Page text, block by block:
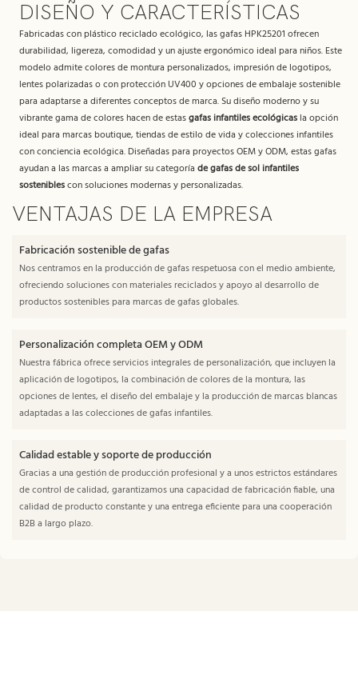
DISEÑO Y CARACTERÍSTICAS
Fabricadas con plástico reciclado ecológico, las gafas HPK25201 ofrecen
durabilidad, ligereza, comodidad y un ajuste ergonómico ideal para niños. Este
modelo admite colores de montura personalizados, impresión de logotipos,
lentes polarizadas o con protección UV400 y opciones de embalaje sostenible
para adaptarse a diferentes conceptos de marca. Su diseño moderno y su
vibrante gama de colores hacen de estasgafas infantiles ecológicasla opción
ideal para marcas boutique, tiendas de estilo de vida y colecciones infantiles
con conciencia ecológica. Diseñadas para proyectos OEM y ODM, estas gafas
ayudan a las marcas a ampliar su categoría de gafas de sol infantiles
sosteniblescon soluciones modernas y personalizadas.
VENTAJAS DE LA EMPRESA
Fabricación sostenible de gafas
Nos centramos en la producción de gafas respetuosa con el medio ambiente,
ofreciendo soluciones con materiales reciclados y apoyo al desarrollo de
productos sostenibles para marcas de gafas globales.
Personalización completa OEM y ODM
Nuestra fábrica ofrece servicios integrales de personalización, que incluyen la
aplicación de logotipos, la combinación de colores de la montura, las
opciones de lentes, el diseño del embalaje y la producción de marcas blancas
adaptadas a las colecciones de gafas infantiles.
Calidad estable y soporte de producción
Gracias a una gestión de producción profesional y a unos estrictos estándares
de control de calidad, garantizamos una capacidad de fabricación fiable, una
calidad de producto constante y una entrega eficiente para una cooperación
B2B a largo plazo.